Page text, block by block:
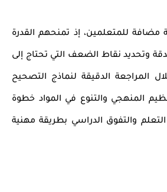
مضافة للمتعلمين، إذ تمنحهم القدرة
وتحديد نقاط الضعف التي تحتاج إلى
المراجعة الدقيقة لنماذج التصحيح
المنهجي والتنوع في المواد خطوة
والتفوق الدراسي بطريقة مهنية